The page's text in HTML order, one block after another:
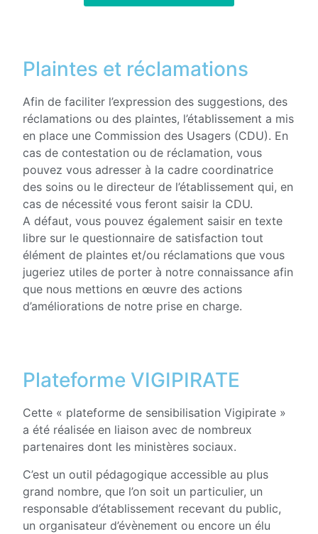
Plaintes et réclamations
Afin de faciliter l’expression des suggestions, des
réclamations ou des plaintes, l’établissement a mis
en place une Commission des Usagers (CDU). En
cas de contestation ou de réclamation, vous
pouvez vous adresser à la cadre coordinatrice
des soins ou le directeur de l’établissement qui, en
cas de nécessité vous feront saisir la CDU.
A défaut, vous pouvez également saisir en texte
libre sur le questionnaire de satisfaction tout
élément de plaintes et/ou réclamations que vous
jugeriez utiles de porter à notre connaissance afin
que nous mettions en œuvre des actions
d’améliorations de notre prise en charge.
Plateforme VIGIPIRATE
Cette « plateforme de sensibilisation Vigipirate »
a été réalisée en liaison avec de nombreux
partenaires dont les ministères sociaux.
C’est un outil pédagogique accessible au plus
grand nombre, que l’on soit un particulier, un
responsable d’établissement recevant du public,
un organisateur d’évènement ou encore un élu